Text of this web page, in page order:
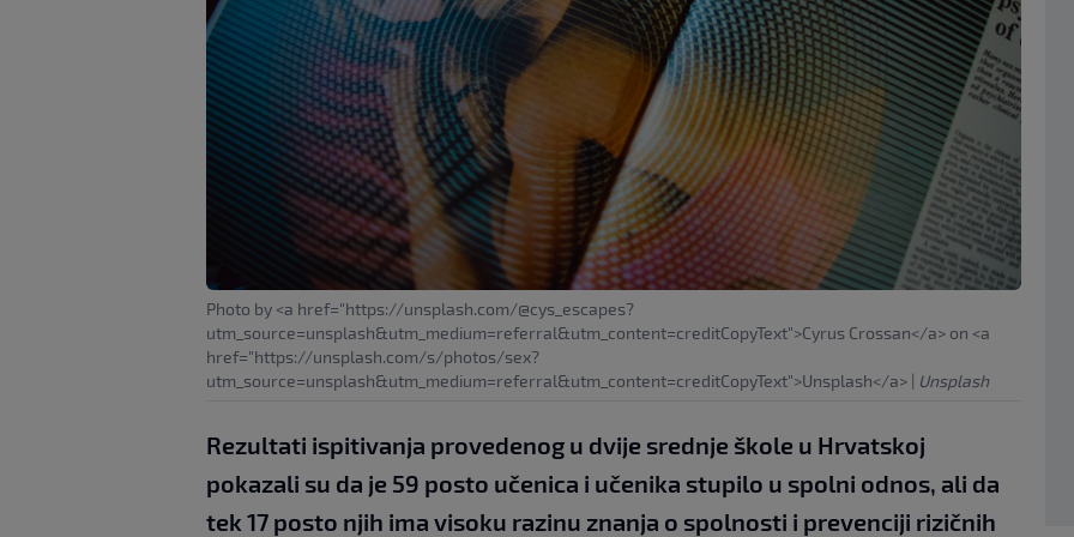
Photo by <a href="https://unsplash.com/@cys_escapes?
utm_source=unsplash&utm_medium=referral&utm_content=creditCopyText">Cyrus Crossan</a> on <a
href="https://unsplash.com/s/photos/sex?
utm_source=unsplash&utm_medium=referral&utm_content=creditCopyText">Unsplash</a> | Unsplash
Rezultati ispitivanja provedenog u dvije srednje škole u Hrvatskoj
pokazali su da je 59 posto učenica i učenika stupilo u spolni odnos, ali da
tek 17 posto njih ima visoku razinu znanja o spolnosti i prevenciji rizičnih